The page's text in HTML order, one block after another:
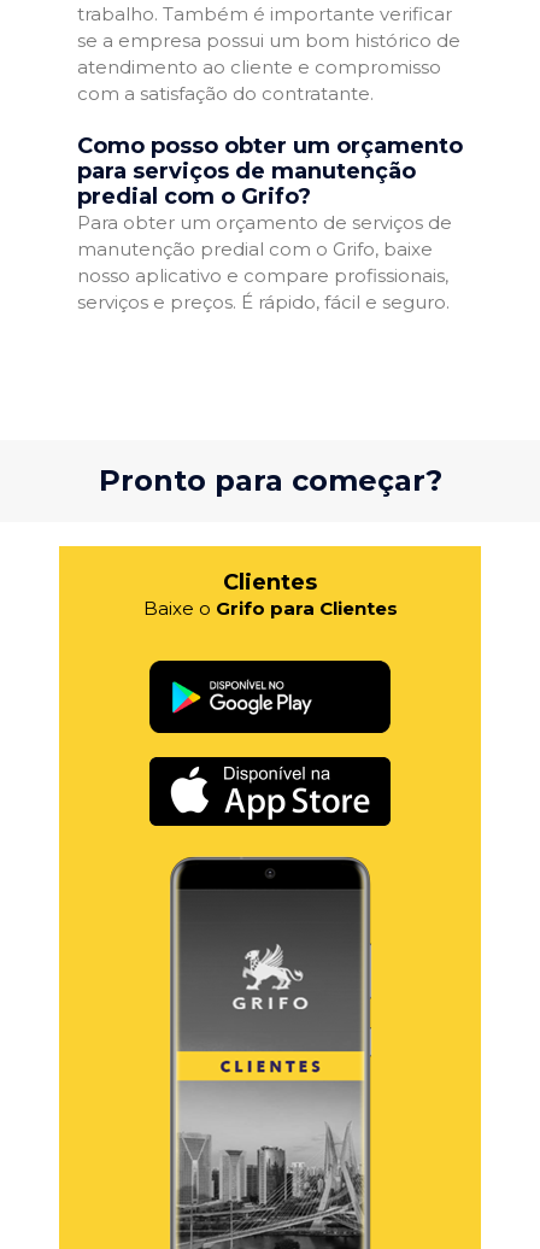
trabalho. Também é importante verificar
se a empresa possui um bom histórico de
atendimento ao cliente e compromisso
com a satisfação do contratante.
Como posso obter um orçamento
para serviços de manutenção
predial com o Grifo?
Para obter um orçamento de serviços de
manutenção predial com o Grifo, baixe
nosso aplicativo e compare profissionais,
serviços e preços. É rápido, fácil e seguro.
Pronto para começar?
Clientes
Baixe o Grifo para Clientes